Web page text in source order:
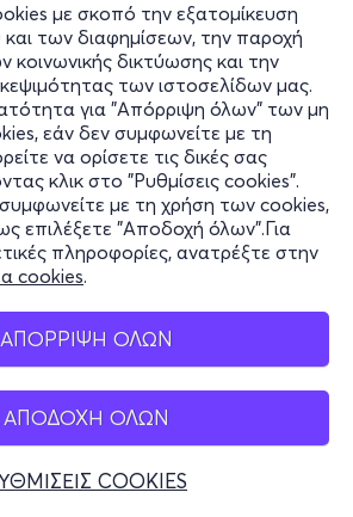
με σκοπό την εξατομίκευση
και των διαφημίσεων, την παροχή
κοινωνικής δικτύωσης και την
των ιστοσελίδων μας.
για "Απόρριψη όλων" των μη
εάν δεν συμφωνείτε με τη
να ορίσετε τις δικές σας
κλικ στο "Ρυθμίσεις cookies".
με τη χρήση των cookies,
επιλέξετε "Αποδοχή όλων".Για
πληροφορίες, ανατρέξτε στην
cookies.
ΑΠΟΡΡΙΨΗ ΟΛΩΝ
ΑΠΟΔΟΧΗ ΟΛΩΝ
COOKIES